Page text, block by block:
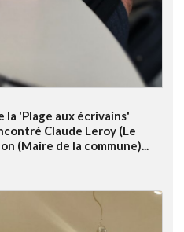
la 'Plage aux écrivains'
Claude Leroy (Le
(Maire de la commune)...